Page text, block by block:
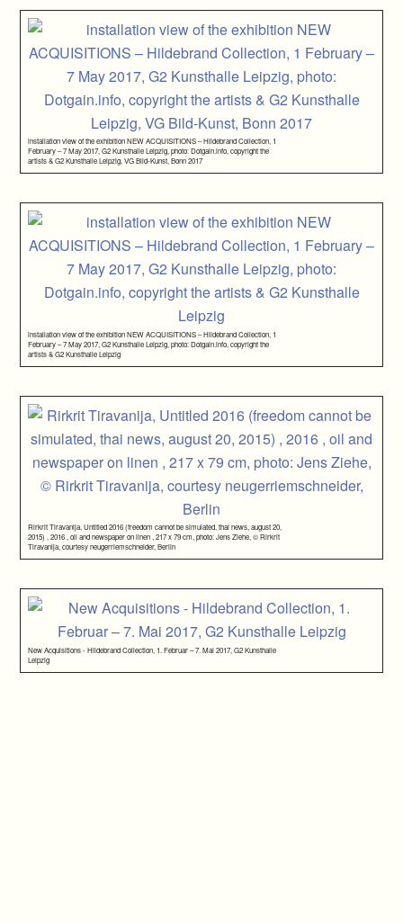
installation view of the exhibition NEW ACQUISITIONS – Hildebrand Collection, 1
February – 7 May 2017, G2 Kunsthalle Leipzig, photo: Dotgain.info, copyright the
artists & G2 Kunsthalle Leipzig, VG Bild-Kunst, Bonn 2017
installation view of the exhibition NEW ACQUISITIONS – Hildebrand Collection, 1
February – 7 May 2017, G2 Kunsthalle Leipzig, photo: Dotgain.info, copyright the
artists & G2 Kunsthalle Leipzig
Rirkrit Tiravanija, Untitled 2016 (freedom cannot be simulated, thai news, august 20,
2015) , 2016 , oil and newspaper on linen , 217 x 79 cm, photo: Jens Ziehe, © Rirkrit
Tiravanija, courtesy neugerriemschneider, Berlin
New Acquisitions - Hildebrand Collection, 1. Februar – 7. Mai 2017, G2 Kunsthalle
Leipzig